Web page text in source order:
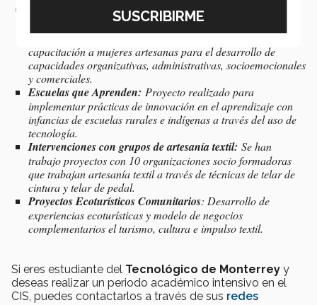
Iniciativa desarrollo y fortalecimiento de capacidades
integrales para mujeres artesanas en comunidades
indígenas de los Altos de Chiapas:Programa de
capacitación a mujeres artesanas para el desarrollo de
capacidades organizativas, administrativas, socioemocionales
y comerciales.
Escuelas que Aprenden: Proyecto realizado para
implementar prácticas de innovación en el aprendizaje con
infancias de escuelas rurales e indígenas a través del uso de
tecnología.
Intervenciones con grupos de artesanía textil: Se han
trabajo proyectos con 10 organizaciones socio formadoras
que trabajan artesanía textil a través de técnicas de telar de
cintura y telar de pedal.
Proyectos Ecoturísticos Comunitarios: Desarrollo de
experiencias ecoturísticas y modelo de negocios
complementarios el turismo, cultura e impulso textil.
Si eres estudiante del Tecnológico de Monterrey y
deseas realizar un periodo académico intensivo en el
CIS, puedes contactarlos a través de sus redes